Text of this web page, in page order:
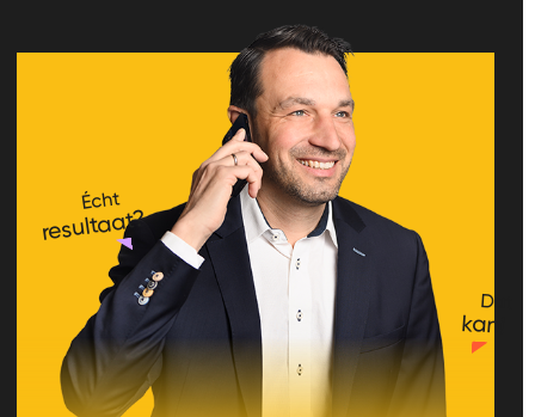
Écht
resultaat?
Dat
kan!